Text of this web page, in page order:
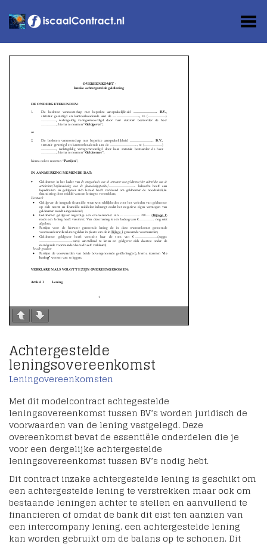
Toggle Menu
Achtergestelde
leningsovereenkomst
Leningovereenkomsten
Met dit modelcontract achtegestelde
leningsovereenkomst tussen BV’s worden juridisch de
voorwaarden van de lening vastgelegd. Deze
overeenkomst bevat de essentiële onderdelen die je
voor een dergelijke achtergestelde
leningsovereenkomst tussen BV’s nodig hebt.
Dit contract inzake achtergestelde lening is geschikt om
een achtergestelde lening te verstrekken maar ook om
bestaande leningen achter te stellen en aanvullend te
financieren of omdat de bank dit eist ten aanzien van
een intercompany lening. een achtergestelde lening
kan worden gebruikt om de balans op te schonen. Dit